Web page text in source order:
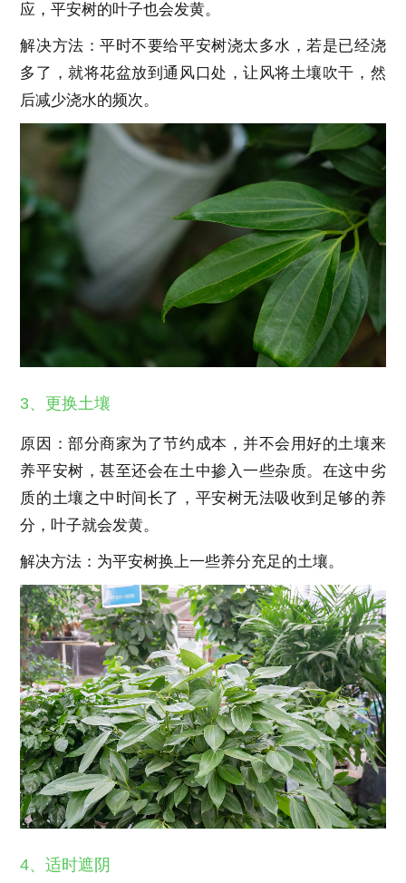
应，平安树的叶子也会发黄。
解决方法：平时不要给平安树浇太多水，若是已经浇
多了，就将花盆放到通风口处，让风将土壤吹干，然
后减少浇水的频次。
3、更换土壤
原因：部分商家为了节约成本，并不会用好的土壤来
养平安树，甚至还会在土中掺入一些杂质。在这中劣
质的土壤之中时间长了，平安树无法吸收到足够的养
分，叶子就会发黄。
解决方法：为平安树换上一些养分充足的土壤。
4、适时遮阴